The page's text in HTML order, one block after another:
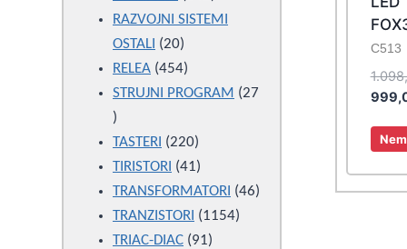
C513
products
RAZVOJNI SISTEMI
OSTALI
2020
products
RELEA 454454
products
STRUJNI PROGRAM
27
27
products
TASTERI 220220
products
TIRISTORI 4141
products
TRANSFORMATORI 4646
TRANZISTORI 11541154
TRIAC-DIAC 9191